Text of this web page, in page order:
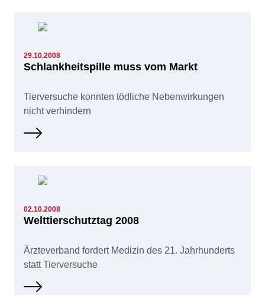
29.10.2008
Schlankheitspille muss vom Markt
Tierversuche konnten tödliche Nebenwirkungen
nicht verhindern
02.10.2008
Welttierschutztag 2008
Ärzteverband fordert Medizin des 21. Jahrhunderts
statt Tierversuche